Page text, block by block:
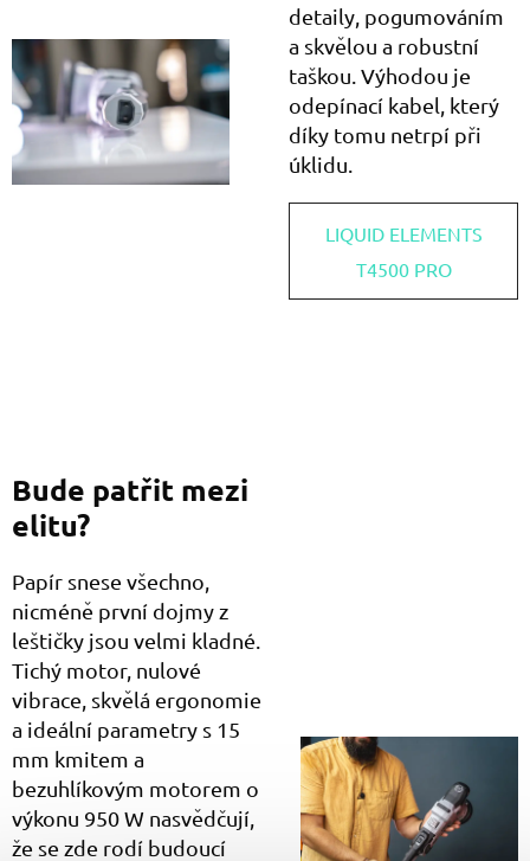
detaily, pogumováním
a skvělou a robustní
taškou. Výhodou je
odepínací kabel, který
díky tomu netrpí při
úklidu.
LIQUID ELEMENTS
T4500 PRO
Bude patřit mezi
elitu?
Papír snese všechno,
nicméně první dojmy z
leštičky jsou velmi kladné.
Tichý motor, nulové
vibrace, skvělá ergonomie
a ideální parametry s 15
mm kmitem a
bezuhlíkovým motorem o
výkonu 950 W nasvědčují,
že se zde rodí budoucí